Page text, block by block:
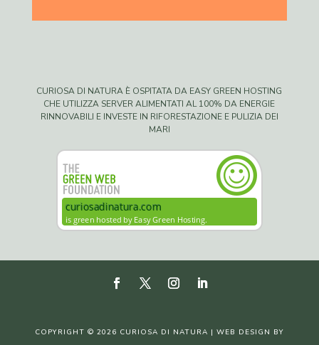
CURIOSA DI NATURA È OSPITATA DA EASY GREEN HOSTING
CHE UTILIZZA SERVER ALIMENTATI AL 100% DA ENERGIE
RINNOVABILI E INVESTE IN RIFORESTAZIONE E PULIZIA DEI
MARI
COPYRIGHT © 2026 CURIOSA DI NATURA | WEB DESIGN BY